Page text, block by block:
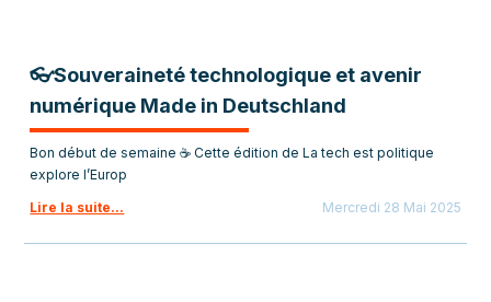
👓Souveraineté technologique et avenir
numérique Made in Deutschland
Bon début de semaine ☕ Cette édition de La tech est politique
explore l’Europ
Lire la suite...
Mercredi 28 Mai 2025